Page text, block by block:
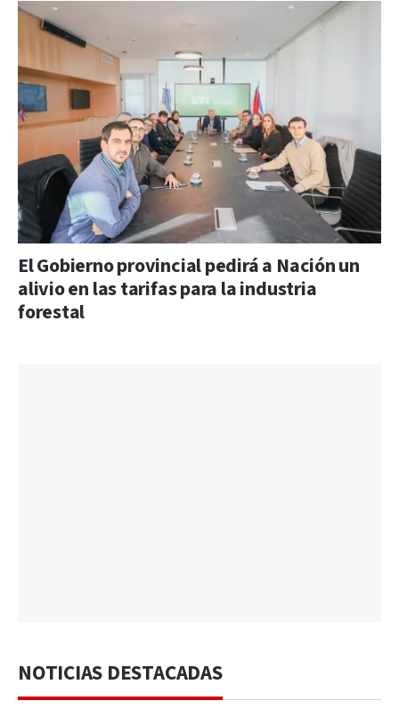
El Gobierno provincial pedirá a Nación un
alivio en las tarifas para la industria
forestal
NOTICIAS DESTACADAS